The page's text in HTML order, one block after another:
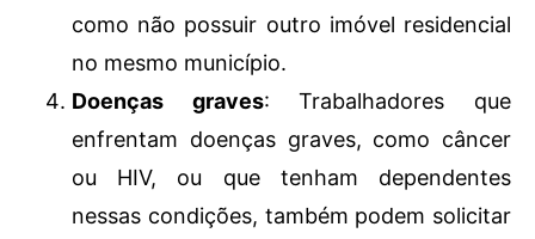
como não possuir outro imóvel residencial
no mesmo município.
Doenças graves: Trabalhadores que
enfrentam doenças graves, como câncer
ou HIV, ou que tenham dependentes
nessas condições, também podem solicitar